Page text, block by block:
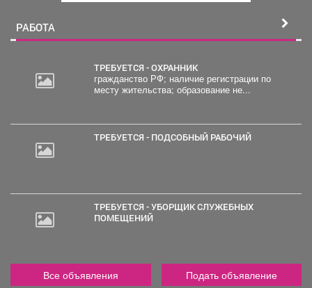
РАБОТА
ТРЕБУЕТСЯ - ОХРАННИК
гражданство РФ; наличие регистрации по
месту жительства; образование не...
ТРЕБУЕТСЯ - ПОДСОБНЫЙ РАБОЧИЙ
ТРЕБУЕТСЯ - УБОРЩИК СЛУЖЕБНЫХ
ПОМЕЩЕНИЙ
Все объявления Подать объявление